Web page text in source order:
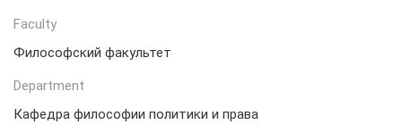
Faculty
Философский факультет
Department
Кафедра философии политики и права